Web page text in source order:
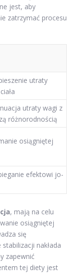
jest, aby
zatrzymać procesu
utraty
utraty wagi z
różnorodnością
osiągniętej
efektowi jo-
, mają na celu
osiągniętej
się
nakłada
zapewnić
tej diety jest